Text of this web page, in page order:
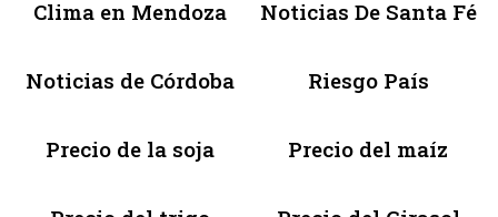
Clima en Mendoza Noticias De Santa Fé
Noticias de Córdoba Riesgo País
Precio de la soja Precio del maíz